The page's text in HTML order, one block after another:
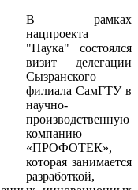
В рамках
нацпроекта
"Наука" состоялся
визит делегации
Сызранского
филиала СамГТУ в
научно-
производственную
компанию
«ПРОФОТЕК»,
которая занимается
разработкой,